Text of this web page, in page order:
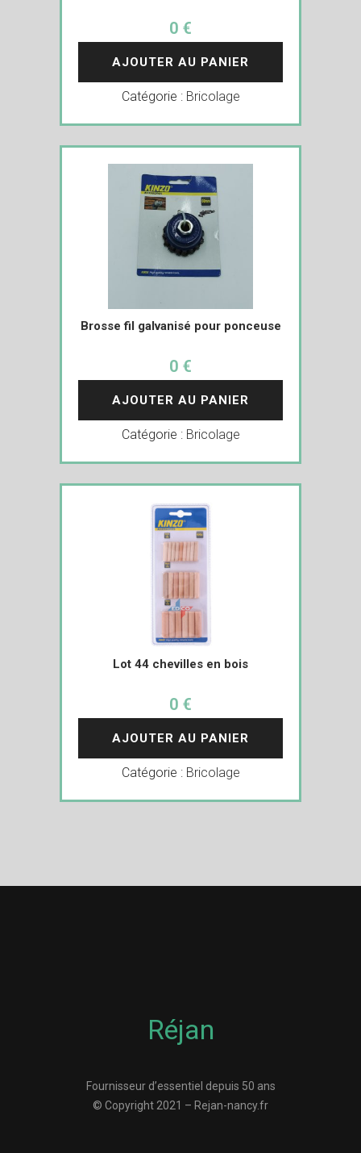
0 €
AJOUTER AU PANIER
Catégorie : Bricolage
Brosse fil galvanisé pour ponceuse
0 €
AJOUTER AU PANIER
Catégorie : Bricolage
Lot 44 chevilles en bois
0 €
AJOUTER AU PANIER
Catégorie : Bricolage
Réjan
Fournisseur d’essentiel depuis 50 ans
© Copyright 2021 – Rejan-nancy.fr